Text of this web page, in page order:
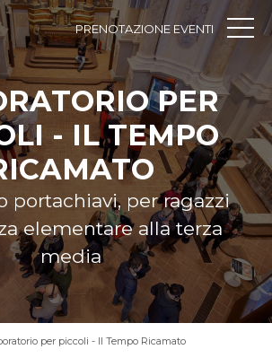
PRENOTAZIONE EVENTI
PER
- IL TEMPO
portachiavi, per ragazzi
elementare alla terza
media
per piccoli - Il Tempo Ricamato